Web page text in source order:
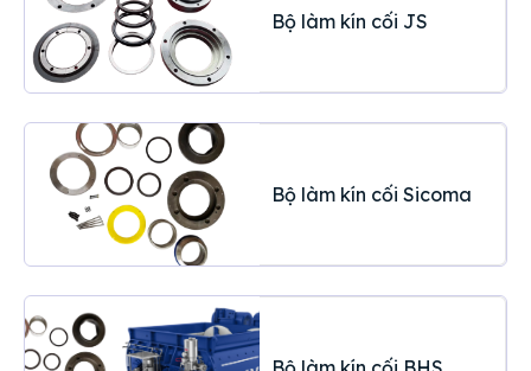
Bộ làm kín cối JS
Bộ làm kín cối Sicoma